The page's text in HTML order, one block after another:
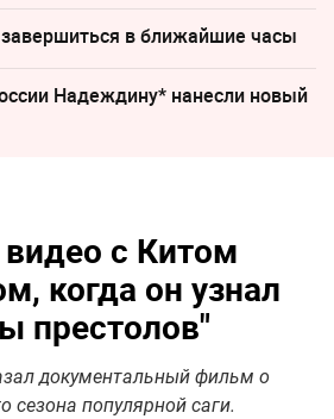
в ближайшие часы
Надеждину* нанесли новый
с Китом
когда он узнал
престолов"
документальный фильм о
сезона популярной саги.